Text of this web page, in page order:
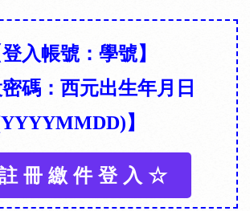
登入帳號：學號】
密碼：西元出生年月日
】
冊 繳 件 登 入 ☆